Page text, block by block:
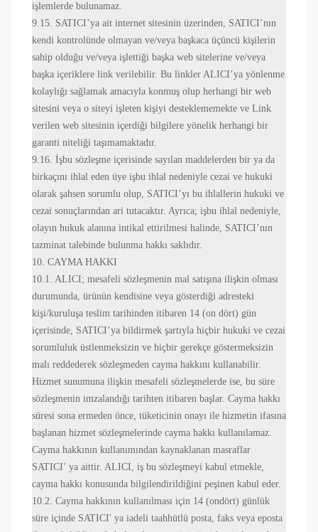
işlemlerde bulunamaz.
9.15. SATICI’ya ait internet sitesinin üzerinden, SATICI’nın
kendi kontrolünde olmayan ve/veya başkaca üçüncü kişilerin
sahip olduğu ve/veya işlettiği başka web sitelerine ve/veya
başka içeriklere link verilebilir. Bu linkler ALICI’ya yönlenme
kolaylığı sağlamak amacıyla konmuş olup herhangi bir web
sitesini veya o siteyi işleten kişiyi desteklememekte ve Link
verilen web sitesinin içerdiği bilgilere yönelik herhangi bir
garanti niteliği taşımamaktadır.
9.16. İşbu sözleşme içerisinde sayılan maddelerden bir ya da
birkaçını ihlal eden üye işbu ihlal nedeniyle cezai ve hukuki
olarak şahsen sorumlu olup, SATICI’yı bu ihlallerin hukuki ve
cezai sonuçlarından ari tutacaktır. Ayrıca; işbu ihlal nedeniyle,
olayın hukuk alanına intikal ettirilmesi halinde, SATICI’nın
tazminat talebinde bulunma hakkı saklıdır.
10. CAYMA HAKKI
10.1. ALICI; mesafeli sözleşmenin mal satışına ilişkin olması
durumunda, ürünün kendisine veya gösterdiği adresteki
kişi/kuruluşa teslim tarihinden itibaren 14 (on dört) gün
içerisinde, SATICI’ya bildirmek şartıyla hiçbir hukuki ve cezai
sorumluluk üstlenmeksizin ve hiçbir gerekçe göstermeksizin
malı reddederek sözleşmeden cayma hakkını kullanabilir.
Hizmet sunumuna ilişkin mesafeli sözleşmelerde ise, bu süre
sözleşmenin imzalandığı tarihten itibaren başlar. Cayma hakkı
süresi sona ermeden önce, tüketicinin onayı ile hizmetin ifasına
başlanan hizmet sözleşmelerinde cayma hakkı kullanılamaz.
Cayma hakkının kullanımından kaynaklanan masraflar
SATICI’ ya aittir. ALICI, iş bu sözleşmeyi kabul etmekle,
cayma hakkı konusunda bilgilendirildiğini peşinen kabul eder.
10.2. Cayma hakkının kullanılması için 14 (ondört) günlük
süre içinde SATICI' ya iadeli taahhütlü posta, faks veya eposta